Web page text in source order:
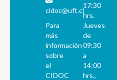
cidoc@uft.cl
Para
más
información
sobre
el
CIDOC
17:30
hrs.
Jueves
de
09:30
a
14:00
hrs.,